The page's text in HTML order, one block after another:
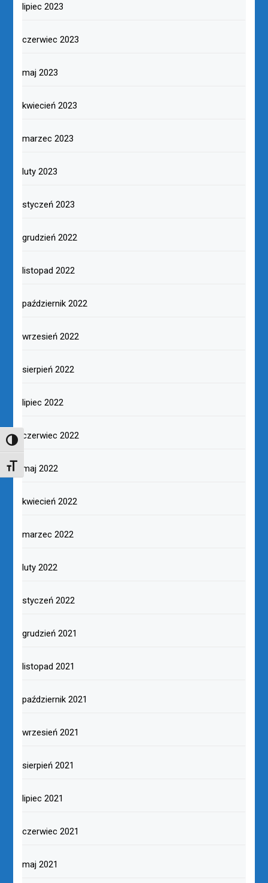
TOGGLE HIGH CONTRAST
TOGGLE FONT SIZE
lipiec 2023
czerwiec 2023
maj 2023
kwiecień 2023
marzec 2023
luty 2023
styczeń 2023
grudzień 2022
listopad 2022
październik 2022
wrzesień 2022
sierpień 2022
lipiec 2022
czerwiec 2022
maj 2022
kwiecień 2022
marzec 2022
luty 2022
styczeń 2022
grudzień 2021
listopad 2021
październik 2021
wrzesień 2021
sierpień 2021
lipiec 2021
czerwiec 2021
maj 2021